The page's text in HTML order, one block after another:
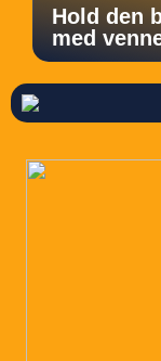
Hold den
med